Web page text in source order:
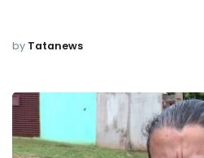
by Tatanews